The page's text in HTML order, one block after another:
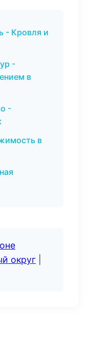
- Кровля и
-
в
-
в
округ